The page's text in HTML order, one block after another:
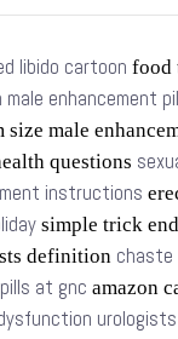
libido cartoon food
enhancement
size male
questions
instructions
simple trick
definition chaste
at gnc amazon
urologists